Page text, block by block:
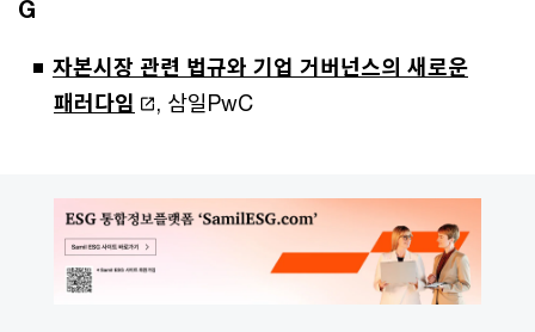
G
자본시장 관련 법규와 기업 거버넌스의 새로운
패러다임
, 삼일PwC